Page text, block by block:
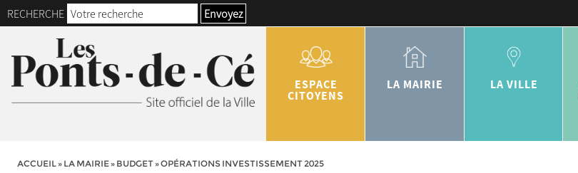
RECHERCHE Envoyez
ESPACE
CITOYENS
LA MAIRIE LA VILLE
ACCUEIL» LA MAIRIE» BUDGET»OPÉRATIONS INVESTISSEMENT 2025